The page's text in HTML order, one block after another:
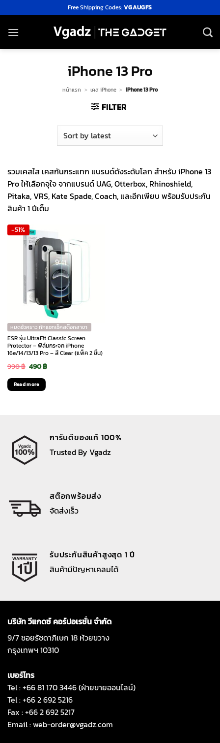
to
content
Free Shipping Codes:VGAUGFS
iPhone 13 Pro
หน้าแรก > เคส iPhone > iPhone 13 Pro
FILTER
รวมเคสใส เคสกันกระแทก แบรนด์ดังระดับโลก สำหรับ iPhone 13
Pro ให้เลือกจุใจ จากแบรนด์ UAG, Otterbox, Rhinoshield,
Pitaka, VRS, Kate Spade, Coach, และอีกเพียบ พร้อมรับประกัน
สินค้า 1 ปีเต็ม
-51%
หมดชั่วคราว ทักแชทเช็คสต๊อกสาขา
ESR รุ่น UltraFit Classic Screen
Protector – ฟิล์มกระจก iPhone
16e/14/13/13 Pro – สี Clear (แพ็ค 2 ชิ้น)
990฿ Original
price
was:
490฿Current
Read more
การันตีของแท้ 100%
Trusted By Vgadz
สต๊อกพร้อมส่ง
จัดส่งเร็ว
รับประกันสินค้าสูงสุด 1 ปี
สินค้ามีปัญหาเคลมได้
บริษัท วีแกดซ์ คอร์ปอเรชั่น จำกัด
9/7 ซอยรัชดาภิเษก 18 ห้วยขวาง
กรุงเทพฯ 10310
เบอร์โทร
Tel : +66 81 170 3446 (ฝ่ายขายออนไลน์)
Tel : +66 2 692 5216
Fax : +66 2 692 5217
Email :web-order@vgadz.com